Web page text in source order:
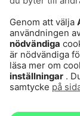
Dataskydd
Cookies